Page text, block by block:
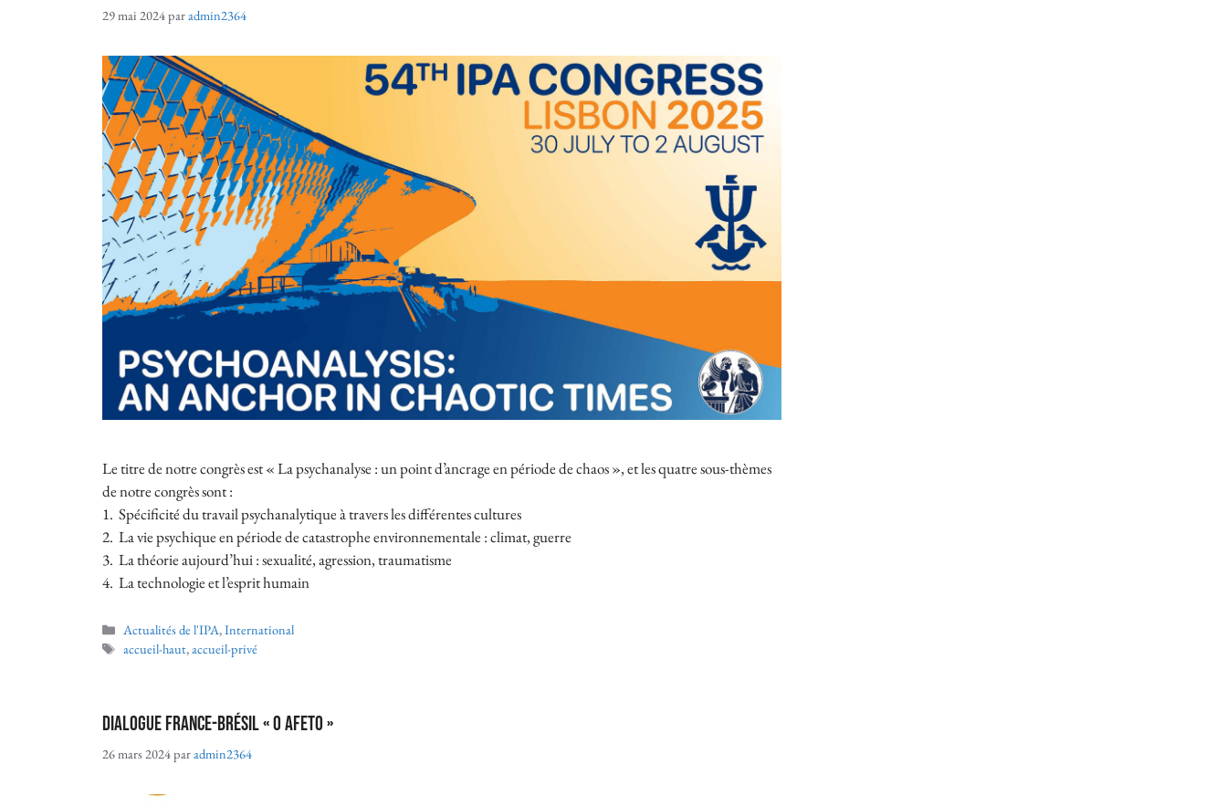
29 mai 2024paradmin2364
Le titre de notre congrès est « La psychanalyse : un point d’ancrage en période de chaos », et les quatre sous-thèmes
de notre congrès sont :
1. Spécificité du travail psychanalytique à travers les différentes cultures
2. La vie psychique en période de catastrophe environnementale : climat, guerre
3. La théorie aujourd’hui : sexualité, agression, traumatisme
4. La technologie et l’esprit humain
Actualités de l'IPA,International
accueil-haut,accueil-privé
Dialogue France-Brésil « O Afeto »
26 mars 2024paradmin2364